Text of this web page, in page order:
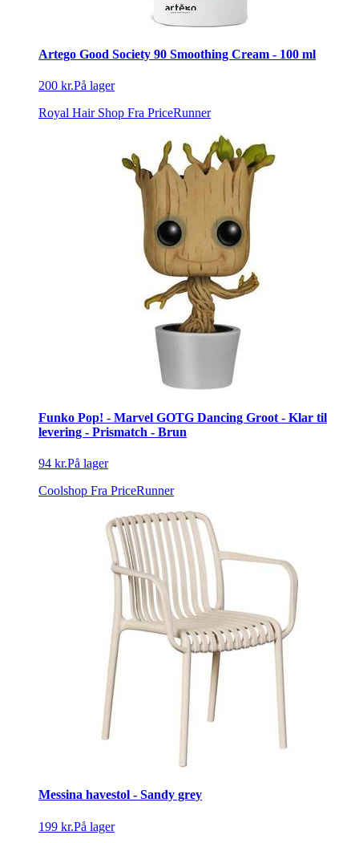
Artego Good Society 90 Smoothing Cream - 100 ml
200 kr.På lager
Royal Hair Shop Fra PriceRunner
Funko Pop! - Marvel GOTG Dancing Groot - Klar til
levering - Prismatch - Brun
94 kr.På lager
Coolshop Fra PriceRunner
Messina havestol - Sandy grey
199 kr.På lager